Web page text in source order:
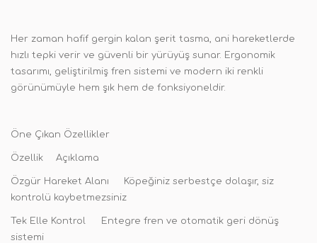
Her zaman hafif gergin kalan şerit tasma, ani hareketlerde
hızlı tepki verir ve güvenli bir yürüyüş sunar. Ergonomik
tasarımı, geliştirilmiş fren sistemi ve modern iki renkli
görünümüyle hem şık hem de fonksiyoneldir.
Öne Çıkan Özellikler
Özellik Açıklama
Özgür Hareket Alanı
Köpeğiniz serbestçe dolaşır, siz
kontrolü kaybetmezsiniz
Tek Elle Kontrol
Entegre fren ve otomatik geri dönüş
sistemi